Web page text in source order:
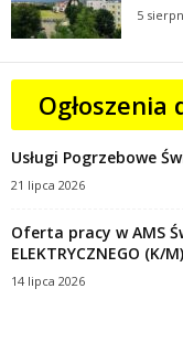
5
Ogłoszenia
Usługi Pogrzebowe
21 lipca 2026
Oferta pracy w AMS
ELEKTRYCZNEGO (K/M)
14 lipca 2026